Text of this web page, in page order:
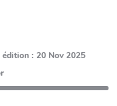
édition : 20 Nov 2025